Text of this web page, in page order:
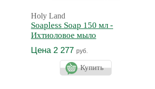
Holy Land
Soapless Soap 150 мл -
Ихтиоловое мыло
Цена 2 277 руб.
Купить